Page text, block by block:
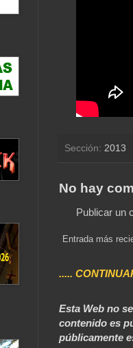
Sección: 2013
No hay
Publicar un
Entrada más
.....
Esta Web no
contenido es
públicamente